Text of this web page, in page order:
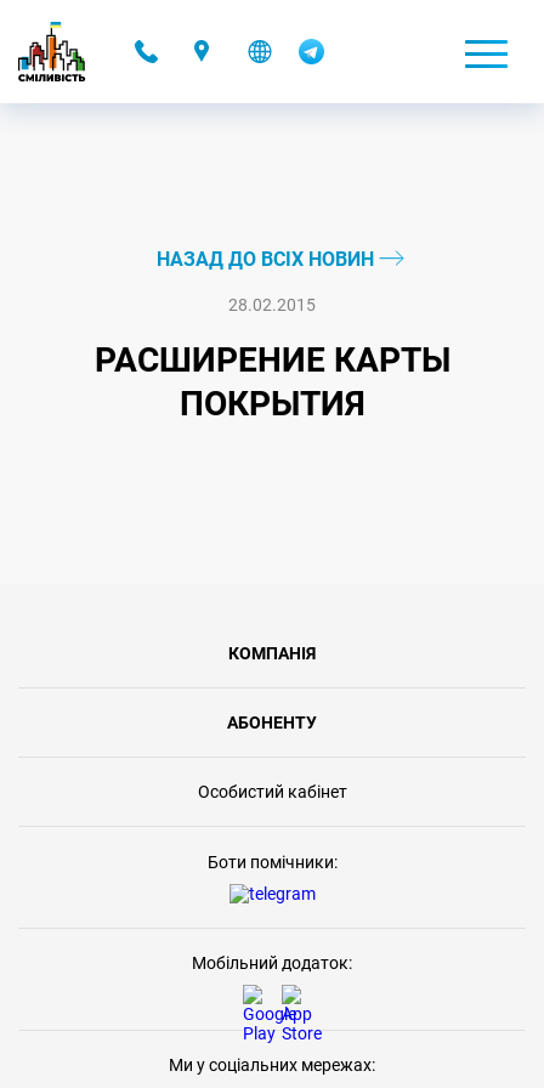
НАЗАД ДО ВСІХ НОВИН
28.02.2015
РАСШИРЕНИЕ КАРТЫ
ПОКРЫТИЯ
КОМПАНІЯ
АБОНЕНТУ
Особистий кабінет
Боти помічники:
Мобільний додаток:
Ми у соціальних мережах: